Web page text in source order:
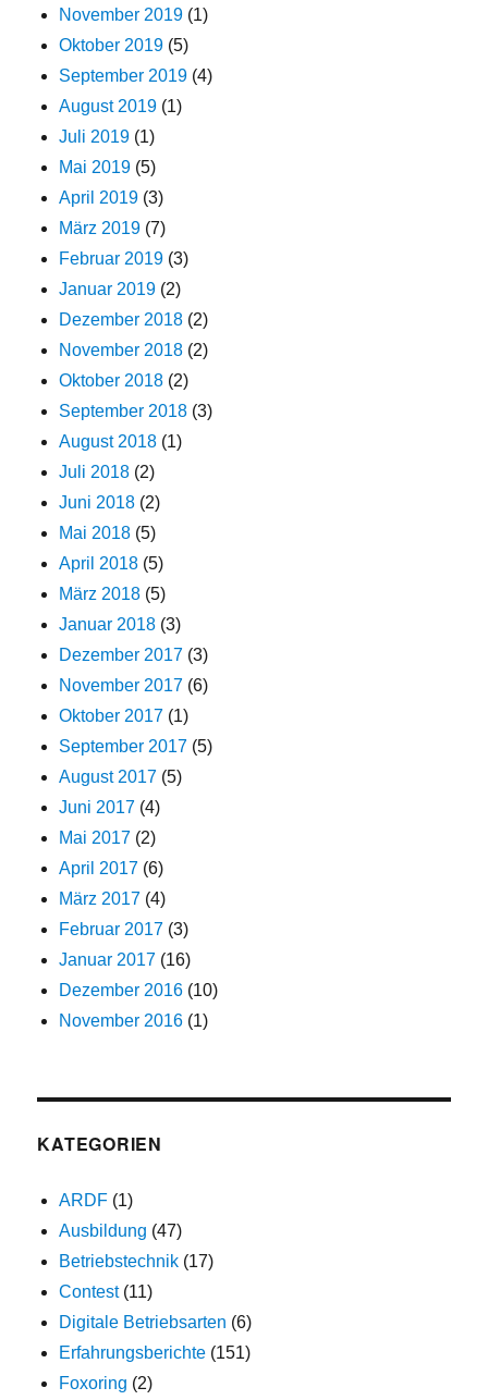
November 2019 (1)
Oktober 2019 (5)
September 2019 (4)
August 2019 (1)
Juli 2019 (1)
Mai 2019 (5)
April 2019 (3)
März 2019 (7)
Februar 2019 (3)
Januar 2019 (2)
Dezember 2018 (2)
November 2018 (2)
Oktober 2018 (2)
September 2018 (3)
August 2018 (1)
Juli 2018 (2)
Juni 2018 (2)
Mai 2018 (5)
April 2018 (5)
März 2018 (5)
Januar 2018 (3)
Dezember 2017 (3)
November 2017 (6)
Oktober 2017 (1)
September 2017 (5)
August 2017 (5)
Juni 2017 (4)
Mai 2017 (2)
April 2017 (6)
März 2017 (4)
Februar 2017 (3)
Januar 2017 (16)
Dezember 2016 (10)
November 2016 (1)
KATEGORIEN
ARDF (1)
Ausbildung (47)
Betriebstechnik (17)
Contest(11)
Digitale Betriebsarten (6)
Erfahrungsberichte (151)
Foxoring (2)